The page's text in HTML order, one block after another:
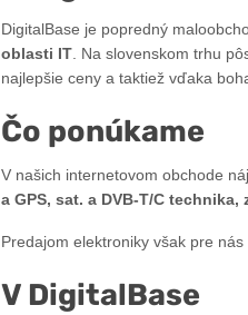
DigitalBase je popredný
oblasti IT. Na slovenskom trhu
najlepšie ceny a taktiež vďaka
Čo ponúkame
V našich internetovom obchode
a GPS, sat. a DVB-T/C
Predajom elektroniky však pre
V DigitalBase